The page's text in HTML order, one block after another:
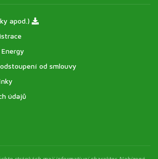
apod.)
od smlouvy
údajů